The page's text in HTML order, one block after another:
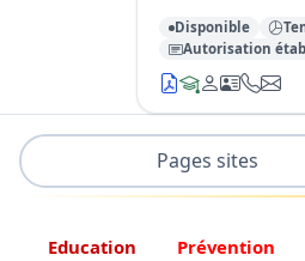
Disponible
Autorisation
Pages sites
Education Prévention